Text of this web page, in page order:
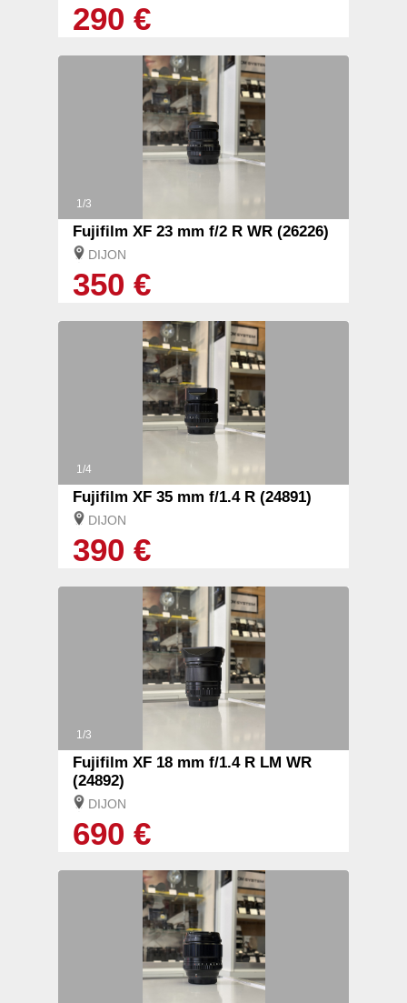
290 €
1/3
Fujifilm XF 23 mm f/2 R WR (26226)
DIJON
350 €
1/4
Fujifilm XF 35 mm f/1.4 R (24891)
DIJON
390 €
1/3
Fujifilm XF 18 mm f/1.4 R LM WR
(24892)
DIJON
690 €